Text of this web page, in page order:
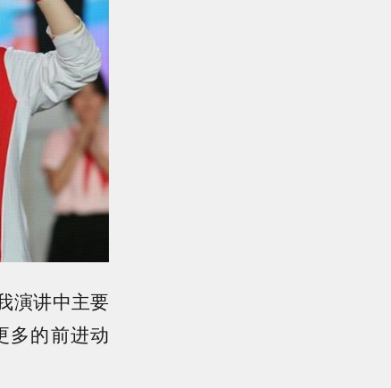
演讲中主要
多的前进动